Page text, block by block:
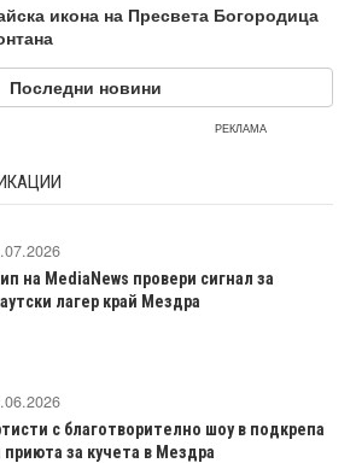
икона на Пресвета Богородица
Последни новини
РЕКЛАМА
на MediaNews провери сигнал за
лагер край Мездра
с благотворително шоу в подкрепа
приюта за кучета в Мездра